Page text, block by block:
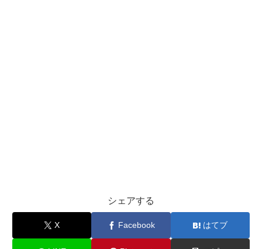
シェアする
X Facebook はてブ